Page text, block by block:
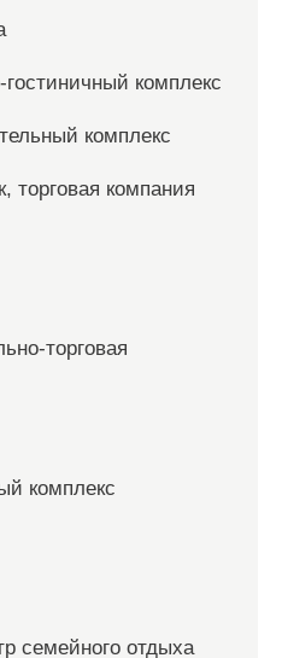
комплекс
комплекс
торговая компания
торговая
комплекс
семейного отдыха